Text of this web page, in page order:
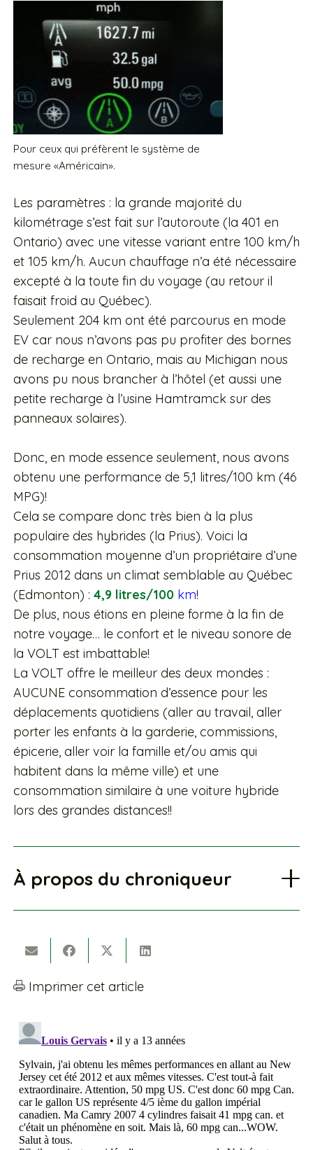
Pour ceux qui préfèrent le système de
mesure «Américain».
Les paramètres : la grande majorité du
kilométrage s’est fait sur l’autoroute (la 401 en
Ontario) avec une vitesse variant entre 100 km/h
et 105 km/h. Aucun chauffage n’a été nécessaire
excepté à la toute fin du voyage (au retour il
faisait froid au Québec).
Seulement 204 km ont été parcourus en mode
EV car nous n’avons pas pu profiter des bornes
de recharge en Ontario, mais au Michigan nous
avons pu nous brancher à l’hôtel (et aussi une
petite recharge à l’usine Hamtramck sur des
panneaux solaires).
Donc, en mode essence seulement, nous avons
obtenu une performance de 5,1 litres/100 km (46
MPG)!
Cela se compare donc très bien à la plus
populaire des hybrides (la Prius). Voici la
consommation moyenne d’un propriétaire d’une
Prius 2012 dans un climat semblable au Québec
(Edmonton) : 4,9 litres/100 km!
De plus, nous étions en pleine forme à la fin de
notre voyage… le confort et le niveau sonore de
la VOLT est imbattable!
La VOLT offre le meilleur des deux mondes :
AUCUNE consommation d’essence pour les
déplacements quotidiens (aller au travail, aller
porter les enfants à la garderie, commissions,
épicerie, aller voir la famille et/ou amis qui
habitent dans la même ville) et une
consommation similaire à une voiture hybride
lors des grandes distances!!
À propos du chroniqueur
Imprimer cet article